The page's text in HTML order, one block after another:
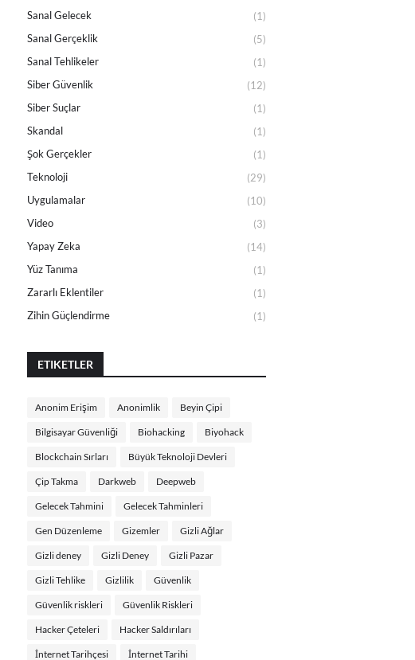
Sanal Gelecek
(1)
Sanal Gerçeklik
(5)
Sanal Tehlikeler
(1)
Siber Güvenlik
(12)
Siber Suçlar
(1)
Skandal
(1)
Şok Gerçekler
(1)
Teknoloji
(29)
Uygulamalar
(10)
Video
(3)
Yapay Zeka
(14)
Yüz Tanıma
(1)
Zararlı Eklentiler
(1)
Zihin Güçlendirme
(1)
ETIKETLER
Anonim Erişim Anonimlik Beyin Çipi
Bilgisayar Güvenliği Biohacking Biyohack
Blockchain Sırları Büyük Teknoloji Devleri
Çip Takma Darkweb Deepweb
Gelecek Tahmini Gelecek Tahminleri
Gen Düzenleme Gizemler Gizli Ağlar
Gizli deney Gizli Deney Gizli Pazar
Gizli Tehlike Gizlilik Güvenlik
Güvenlik riskleri Güvenlik Riskleri
Hacker Çeteleri Hacker Saldırıları
İnternet Tarihçesi İnternet Tarihi